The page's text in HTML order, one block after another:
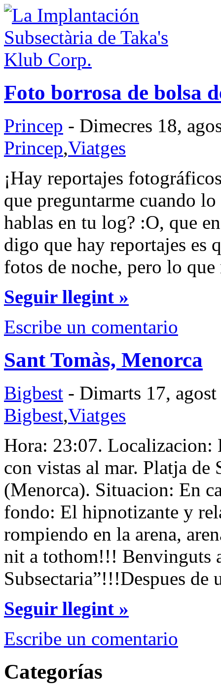
Foto borrosa de bolsa
Princep - Dimecres 18,
Princep,Viatges
¡Hay reportajes
que preguntarme cuando
hablas en tu log? :O, que
digo que hay reportajes es
fotos de noche, pero lo
Seguir llegint »
Escribe un comentario
Sant Tomàs, Menorca
Bigbest - Dimarts 17,
Bigbest,Viatges
Hora: 23:07. Localizacion:
con vistas al mar. Platja de
(Menorca). Situacion: En
fondo: El hipnotizante y
rompiendo en la arena,
nit a tothom!!! Benvinguts
Subsectaria”!!!Despues
Seguir llegint »
Escribe un comentario
Categorías